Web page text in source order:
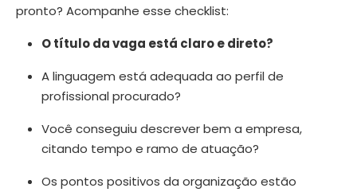
pronto? Acompanhe esse checklist:
O título da vaga está claro e direto?
A linguagem está adequada ao perfil de
profissional procurado?
Você conseguiu descrever bem a empresa,
citando tempo e ramo de atuação?
Os pontos positivos da organização estão